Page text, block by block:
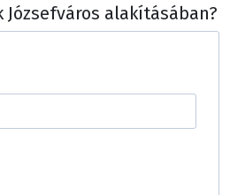
Józsefváros alakításában?